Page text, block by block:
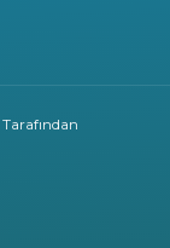
Tarafından